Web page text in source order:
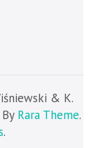
& K.
Rara Theme.
.